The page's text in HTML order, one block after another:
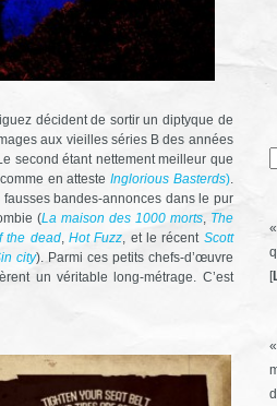
[
décident de sortir un diptyque de
aux vieilles séries B des années
second étant nettement meilleur que
en atteste Inglorious Basterds).
bandes-annonces dans le pur
(La maison des 1000 morts, The
the dead, Hot Fuzz , et le récent Scott
city). Parmi ces petits chefs-d’œuvre
un véritable long-métrage. C’est